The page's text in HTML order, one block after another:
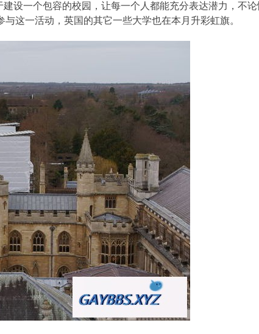
设一个包容的校园，让每一个人都能充分表达潜力，不
这一活动，英国的其它一些大学也在本月升彩虹旗。